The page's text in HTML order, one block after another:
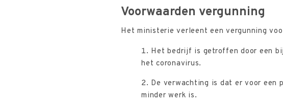
Voorwaarden vergunning
Het ministerie verleent een vergunning
Het bedrijf is getroffen door een
het coronavirus.
De verwachting is dat er voor een
minder werk is.